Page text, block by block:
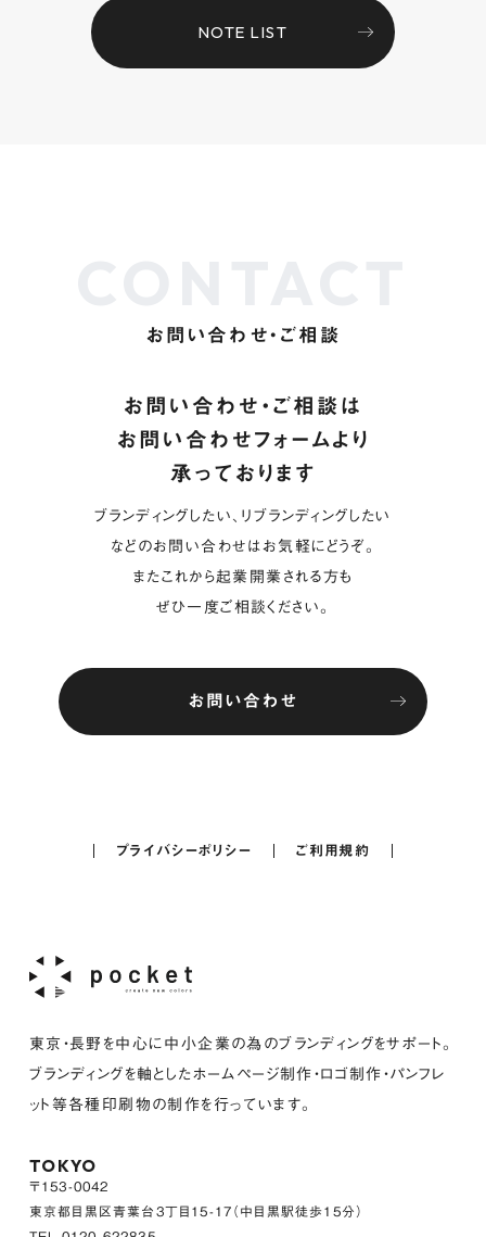
NOTE LIST
お問い合わせ・ご相談
お問い合わせ・ご相談は
お問い合わせフォームより
承っております
ブランディングしたい、リブランディングしたい
などのお問い合わせはお気軽にどうぞ。
またこれから起業開業される方も
ぜひ一度ご相談ください。
お問い合わせ
プライバシーポリシー ご利用規約
東京・長野を中心に中小企業の為のブランディングをサポート。
ブランディングを軸としたホームページ制作・ロゴ制作・パンフレ
ット等各種印刷物の制作を行っています。
TOKYO
〒153-0042
東京都目黒区青葉台3丁目15-17（中目黒駅徒歩15分）